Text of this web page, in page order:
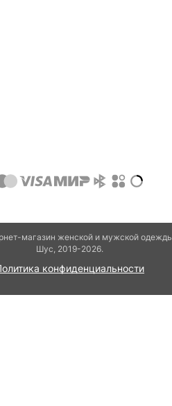
магазин женской и мужской
Шуc, 2019-2026.
конфиденциальности